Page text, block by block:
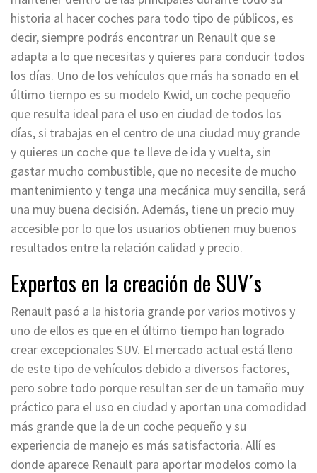
historia al hacer coches para todo tipo de públicos, es
decir, siempre podrás encontrar un Renault que se
adapta a lo que necesitas y quieres para conducir todos
los días. Uno de los vehículos que más ha sonado en el
último tiempo es su modelo Kwid, un coche pequeño
que resulta ideal para el uso en ciudad de todos los
días, si trabajas en el centro de una ciudad muy grande
y quieres un coche que te lleve de ida y vuelta, sin
gastar mucho combustible, que no necesite de mucho
mantenimiento y tenga una mecánica muy sencilla, será
una muy buena decisión. Además, tiene un precio muy
accesible por lo que los usuarios obtienen muy buenos
resultados entre la relación calidad y precio.
Expertos en la creación de SUV´s
Renault pasó a la historia grande por varios motivos y
uno de ellos es que en el último tiempo han logrado
crear excepcionales SUV. El mercado actual está lleno
de este tipo de vehículos debido a diversos factores,
pero sobre todo porque resultan ser de un tamaño muy
práctico para el uso en ciudad y aportan una comodidad
más grande que la de un coche pequeño y su
experiencia de manejo es más satisfactoria. Allí es
donde aparece Renault para aportar modelos como la